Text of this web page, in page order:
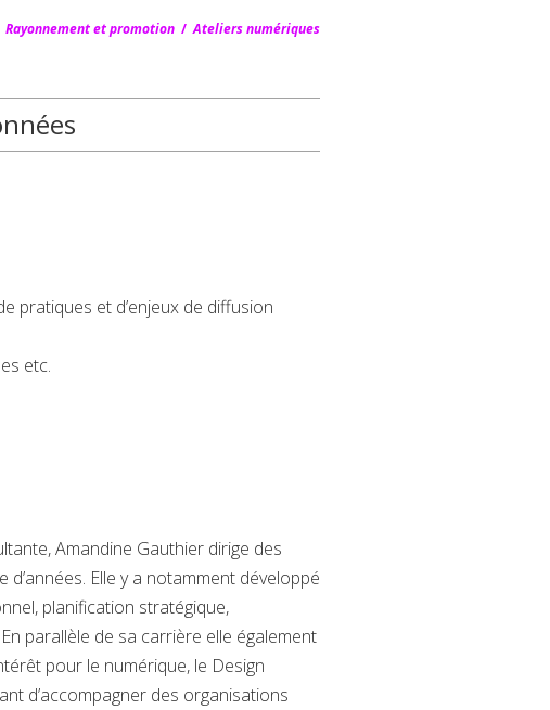
Rayonnement et promotion /Ateliers numériques
pratiques et d’enjeux de diffusion
etc.
Amandine Gauthier dirige des
Elle y a notamment développé
planification stratégique,
parallèle de sa carrière elle également
pour le numérique, le Design
d’accompagner des organisations